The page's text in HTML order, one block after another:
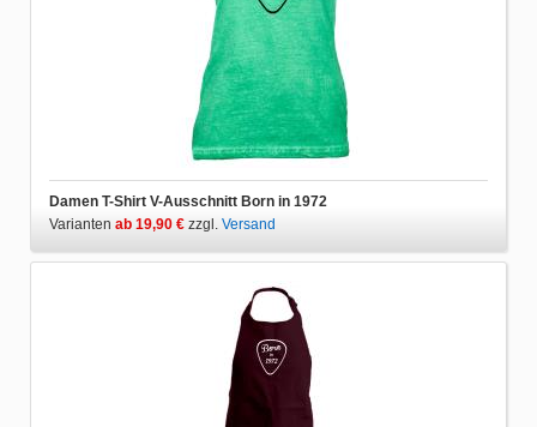
Damen T-Shirt V-Ausschnitt Born in 1972
Varianten ab 19,90 € zzgl. Versand